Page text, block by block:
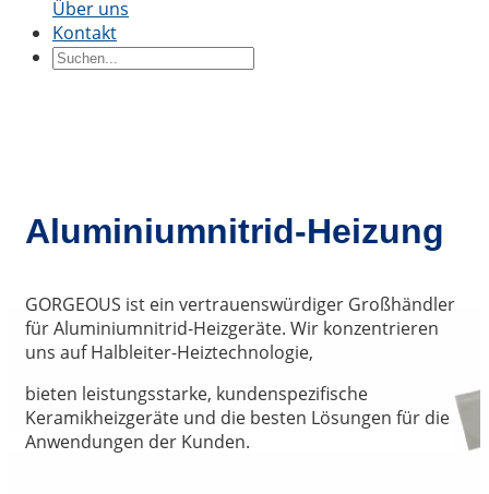
KeramikblöckeKeramikring
Über uns
Kontakt
Aluminiumnitrid-Heizung
GORGEOUS ist ein vertrauenswürdiger Großhändler
für Aluminiumnitrid-Heizgeräte. Wir konzentrieren
uns auf Halbleiter-Heiztechnologie,
bieten leistungsstarke, kundenspezifische
Keramikheizgeräte und die besten Lösungen für die
Anwendungen der Kunden.